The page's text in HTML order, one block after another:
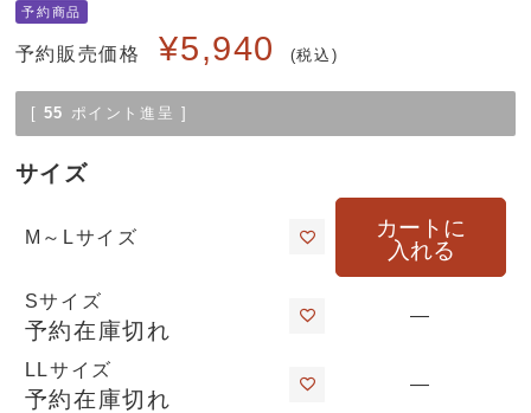
予約商品
予約販売価格 ¥5,940 税込
[ 55 ポイント進呈 ]
サイズ
M～Lサイズ
カートに
入れる
Sサイズ
予約在庫切れ
—
LLサイズ
予約在庫切れ
—